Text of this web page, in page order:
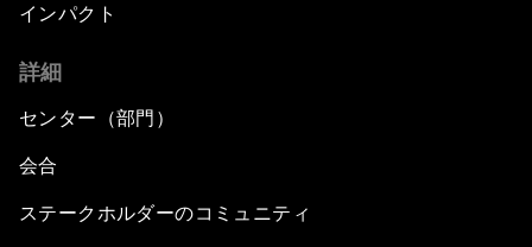
インパクト
詳細
センター（部門）
会合
ステークホルダーのコミュニティ